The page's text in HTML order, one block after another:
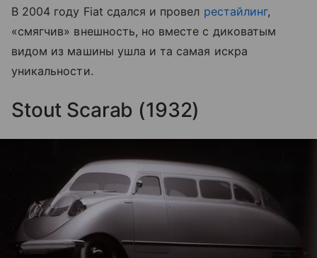
В 2004 году Fiat сдался и провел рестайлинг,
«смягчив» внешность, но вместе с диковатым
видом из машины ушла и та самая искра
уникальности.
Stout Scarab (1932)